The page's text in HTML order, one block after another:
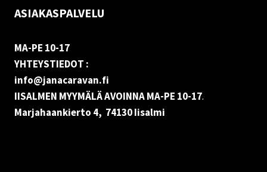
ASIAKASPALVELU
MA-PE 10-17
YHTEYSTIEDOT :
info@janacaravan.fi
IISALMEN MYYMÄLÄ AVOINNA MA-PE 10-17.
Marjahaankierto 4, 74130 Iisalmi